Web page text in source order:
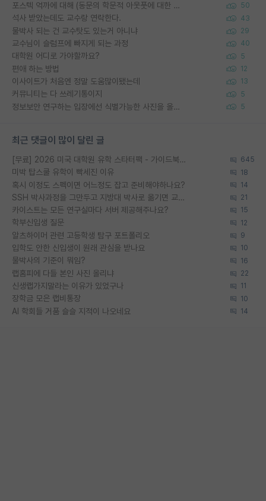
포스텍 억까에 대해 (동문의 학문적 아웃풋에 대한 반박) 50
석사 받았는데도 교수랑 연락한다. 43
물박사 되는 건 교수탓도 있는거 아니냐 29
교수님이 슬럼프에 빠지게 되는 과정 40
대학원 어디로 가야할까요? 5
편애 하는 방법 12
이사이트가 처음엔 정말 도움많이됐는데 13
커뮤니티는 다 쓰레기통이지 5
정보보안 연구하는 입장에선 식별가능한 사진을 올리는건 비추이긴함 5
최근 댓글이 많이 달린 글
[무료] 2026 미국 대학원 유학 스타터팩 - 가이드북 & 합격자 컨택메일 템플릿 645
미박 탑스쿨 유학이 빡세진 이유 18
혹시 이정도 스펙이면 어느정도 잡고 준비해야하나요? 14
SSH 박사과정을 그만두고 지방대 박사로 옮기면 교수의 꿈은 끝일까요? 21
카이스트는 모든 연구실마다 서버 제공해주나요? 15
학부신입생 질문 12
알츠하이머 관련 고등학생 탐구 포트폴리오 9
입학도 안한 신입생이 원래 관심을 받나요 10
물박사의 기준이 뭐임? 16
랩홈피에 다들 본인 사진 올리냐 22
신생랩가지말라는 이유가 있었구나 11
장학금 모은 랩비통장 10
AI 학회들 거품 슬슬 지적이 나오네요 14